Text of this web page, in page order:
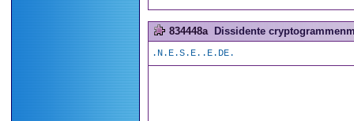
834448a Dissidente
.N.E.S.E..E.DE.